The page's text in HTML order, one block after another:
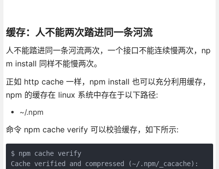
缓存：人不能两次踏进同一条河流
人不能踏进同一条河流两次，一个接口不能连续慢两次，np
m install 同样不能慢两次。
正如 http cache 一样，npm install 也可以充分利用缓存，
npm 的缓存在 linux 系统中存在于以下路径:
~/.npm
命令 npm cache verify 可以校验缓存，如下所示:
$ npm cache verify
Cache verified and compressed (~/.npm/_cacache):